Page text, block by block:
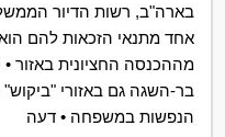
בארה"ב, רשות הדיור
מההכנסה החציונית באזור •
בר-השגה גם באזורי
הנפשות במשפחה • דעה